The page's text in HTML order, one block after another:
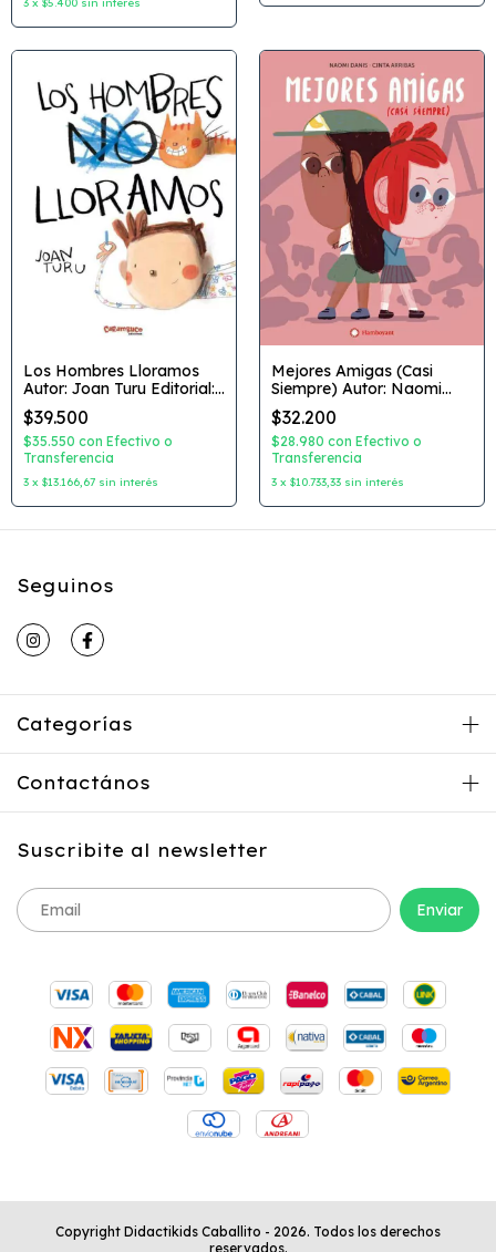
3 x $5.400 sin interés
Los Hombres Lloramos
Autor: Joan Turu Editorial:
Carambuco
$39.500
$35.550 con Efectivo o
Transferencia
3 x $13.166,67 sin interés
Mejores Amigas (Casi
Siempre) Autor: Naomi
Danis Dibujante: Cinta
Arribas Editorial:
Flamboyant
$32.200
$28.980 con Efectivo o
Transferencia
3 x $10.733,33 sin interés
Seguinos
Categorías
Contactános
Suscribite al newsletter
Copyright Didactikids Caballito - 2026. Todos los derechos
reservados.